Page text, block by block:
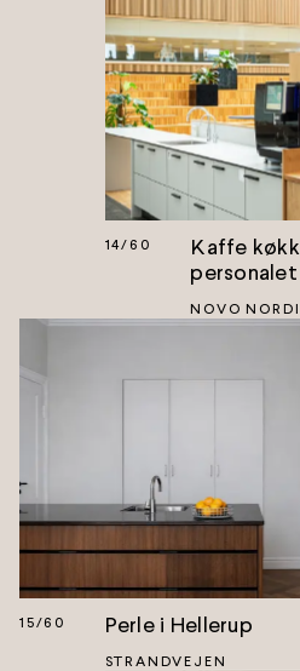
14/60
Kaffe
personalet
NOVO
15/60 Perle i Hellerup
STRANDVEJEN